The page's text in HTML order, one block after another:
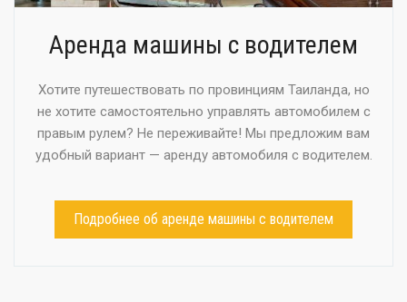
Аренда машины с водителем
Хотите путешествовать по провинциям Таиланда, но
не хотите самостоятельно управлять автомобилем с
правым рулем? Не переживайте! Мы предложим вам
удобный вариант — аренду автомобиля с водителем.
Подробнее об аренде машины с водителем